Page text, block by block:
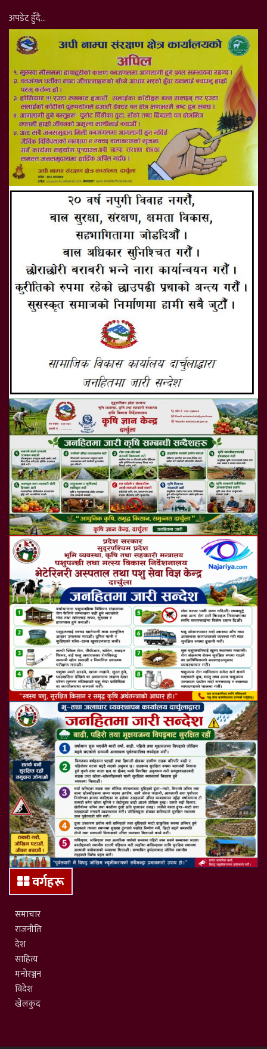
अपडेट हुँदै…
वर्गहरू
समाचार
राजनीति
देश
साहित्य
मनोरञ्जन
विदेश
खेलकुद